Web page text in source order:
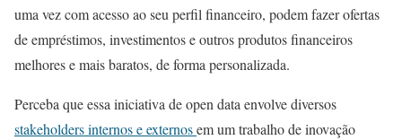
uma vez com acesso ao seu perfil financeiro, podem fazer ofertas
de empréstimos, investimentos e outros produtos financeiros
melhores e mais baratos, de forma personalizada.
Perceba que essa iniciativa de open data envolve diversos
stakeholders internos e externosem um trabalho de inovação